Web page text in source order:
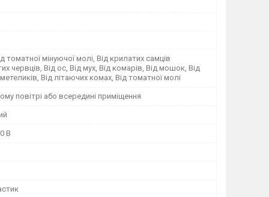
томатної мінуючої молі, Від крилатих самців
червців, Від ос, Від мух, Від комарів, Від мошок, Від
Від літаючих комах, Від томатної молі
повітрі або всередині приміщення
В